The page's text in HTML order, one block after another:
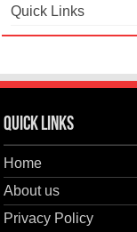
Quick Links
Quick Links
Home
About us
Privacy Policy